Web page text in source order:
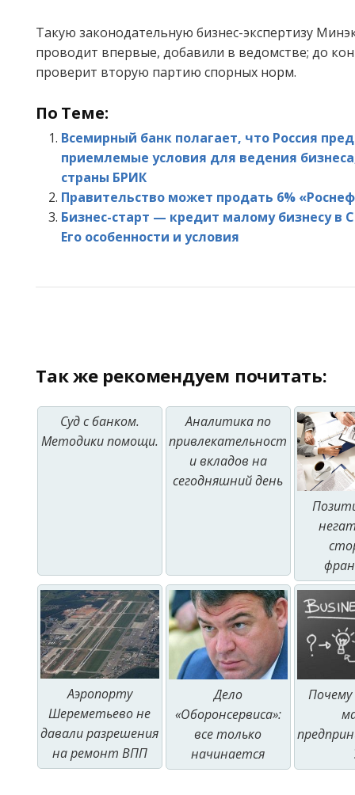
Такую законодательную бизнес-экспертизу
проводит впервые, добавили в ведомстве; до
проверит вторую партию спорных норм.
По Теме:
Всемирный банк полагает, что Россия
приемлемые условия для ведения
страны БРИК
Правительство может продать 6%
Бизнес-старт — кредит малому бизнесу в
Его особенности и условия
Так же рекомендуем почитать:
Суд с банком.
Методики помощи.
Аналитика по
привлекательност
и вкладов на
сегодняшний день
Аэропорту
Шереметьево не
давали разрешения
на ремонт ВПП
Дело
«Оборонсервиса»:
все только
начинается
Почему